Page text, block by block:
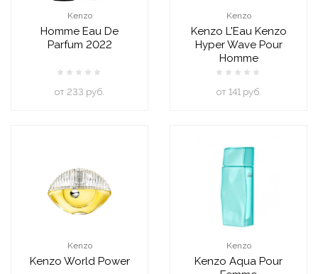
Kenzo
Homme Eau De
Parfum 2022
oт 233 руб.
Kenzo
Kenzo L'Eau Kenzo
Hyper Wave Pour
Homme
oт 141 руб.
Kenzo
Kenzo World Power
Kenzo
Kenzo Aqua Pour